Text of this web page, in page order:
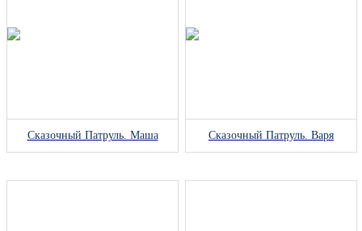
Сказочный Патруль. Маша Сказочный Патруль. Варя